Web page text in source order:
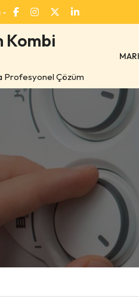
-
Kombi
Profesyonel Çözüm